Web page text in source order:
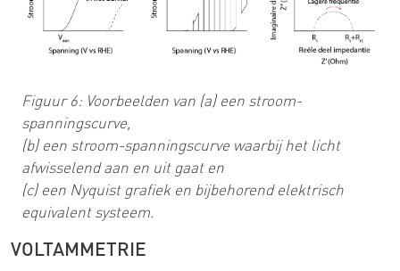
Figuur 6: Voorbeelden van (a) een stroom-
spanningscurve,
(b) een stroom-spanningscurve waarbij het licht
afwisselend aan en uit gaat en
(c) een Nyquist grafiek en bijbehorend elektrisch
equivalent systeem.
VOLTAMMETRIE